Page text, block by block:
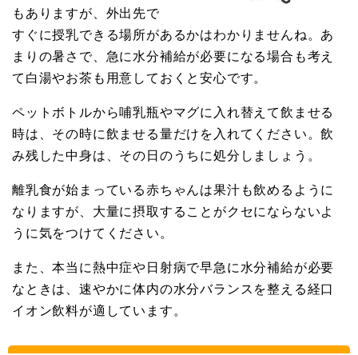
もありますが、外出先で
すぐに授乳できる場所があるかはわかりませんね。あ
まりの暑さで、急に水分補給が必要になる場合も考え
て白湯やお茶も用意しておくと安心です。
ペットボトルから哺乳瓶やマグに入れ替えて飲ませる
時は、その時に飲ませる量だけを入れてください。飲
み残した中身は、その日のうちに処分しましょう。
離乳食が始まっている赤ちゃんは果汁も飲めるように
なりますが、大量に摂取することがクセにならないよ
うに気をつけてください。
また、本当に熱中症や日射病で早急に水分補給が必要
なときは、速やかに体内の水分バランスを整える経口
イオン飲料が適しています。